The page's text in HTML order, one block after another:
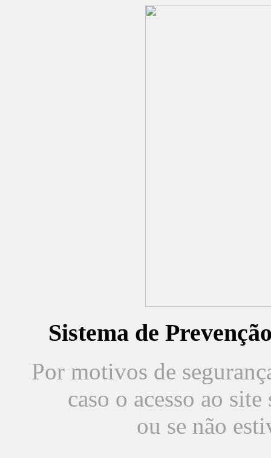
Sistema de
Por motivos de
caso o acesso ao
ou se não